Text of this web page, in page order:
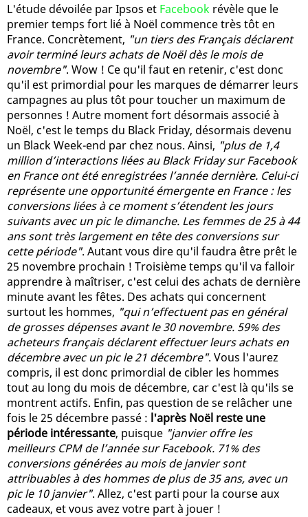
L'étude dévoilée par Ipsos et Facebook révèle que le
premier temps fort lié à Noël commence très tôt en
France. Concrètement, "un tiers des Français déclarent
avoir terminé leurs achats de Noël dès le mois de
novembre". Wow ! Ce qu'il faut en retenir, c'est donc
qu'il est primordial pour les marques de démarrer leurs
campagnes au plus tôt pour toucher un maximum de
personnes ! Autre moment fort désormais associé à
Noël, c'est le temps du Black Friday, désormais devenu
un Black Week-end par chez nous. Ainsi, "plus de 1,4
million d’interactions liées au Black Friday sur Facebook
en France ont été enregistrées l’année dernière. Celui-ci
représente une opportunité émergente en France : les
conversions liées à ce moment s’étendent les jours
suivants avec un pic le dimanche. Les femmes de 25 à 44
ans sont très largement en tête des conversions sur
cette période". Autant vous dire qu'il faudra être prêt le
25 novembre prochain ! Troisième temps qu'il va falloir
apprendre à maîtriser, c'est celui des achats de dernière
minute avant les fêtes. Des achats qui concernent
surtout les hommes, "qui n’effectuent pas en général
de grosses dépenses avant le 30 novembre. 59% des
acheteurs français déclarent effectuer leurs achats en
décembre avec un pic le 21 décembre". Vous l'aurez
compris, il est donc primordial de cibler les hommes
tout au long du mois de décembre, car c'est là qu'ils se
montrent actifs. Enfin, pas question de se relâcher une
fois le 25 décembre passé : l'après Noël reste une
période intéressante, puisque "janvier offre les
meilleurs CPM de l’année sur Facebook. 71% des
conversions générées au mois de janvier sont
attribuables à des hommes de plus de 35 ans, avec un
pic le 10 janvier". Allez, c'est parti pour la course aux
cadeaux, et vous avez votre part à jouer !